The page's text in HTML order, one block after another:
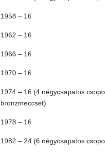
1958 – 16
1962 – 16
1966 – 16
1970 – 16
1974 – 16 (4 négycsapatos
bronzmeccset)
1978 – 16
1982 – 24 (6 négycsapatos